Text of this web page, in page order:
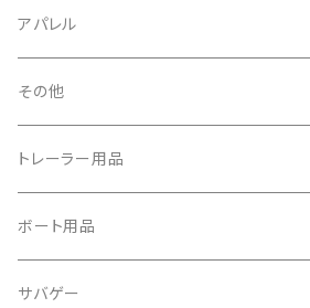
アパレル
その他
トレーラー用品
ボート用品
サバゲー